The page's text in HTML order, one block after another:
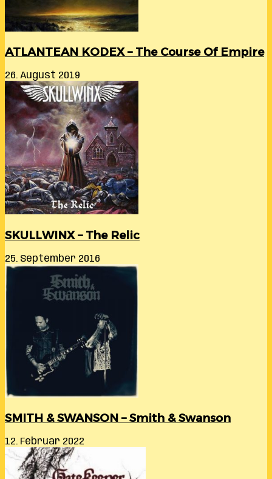
ATLANTEAN KODEX – The Course Of Empire
26. August 2019
SKULLWINX – The Relic
25. September 2016
SMITH & SWANSON – Smith & Swanson
12. Februar 2022